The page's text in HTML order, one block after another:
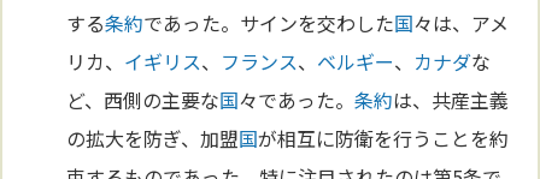
する条約であった。サインを交わした国々は、アメ
リカ、 イギリス、 フランス、 ベルギー、 カナダな
ど、西側の主要な国々であった。条約は、共産主義
の拡大を防ぎ、加盟国が相互に防衛を行うことを約